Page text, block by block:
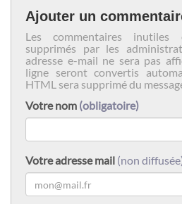
Ajouter un
Les commentaires inutiles
supprimés par les
adresse e-mail ne sera pas
ligne seront convertis
HTML sera supprimé du
Votre nom (obligatoire)
Votre adresse mail (non